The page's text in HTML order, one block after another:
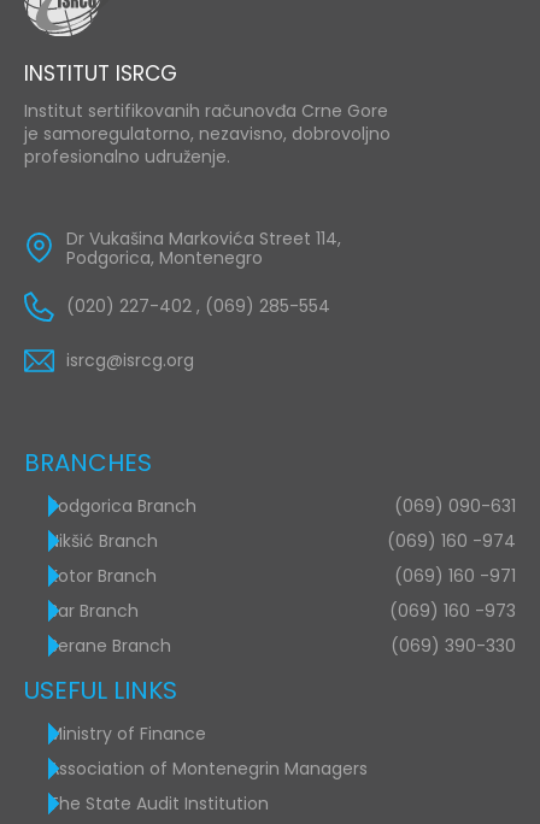
INSTITUT ISRCG
Institut sertifikovanih računovđa Crne Gore
je samoregulatorno, nezavisno, dobrovoljno
profesionalno udruženje.
Dr Vukašina Markovića Street 114,
Podgorica, Montenegro
(020) 227-402 , (069) 285-554
isrcg@isrcg.org
BRANCHES
Podgorica Branch
(069) 090-631
Nikšić Branch
(069) 160 -974
Kotor Branch
(069) 160 -971
Bar Branch
(069) 160 -973
Berane Branch
(069) 390-330
USEFUL LINKS
Ministry of Finance
Association of Montenegrin Managers
The State Audit Institution